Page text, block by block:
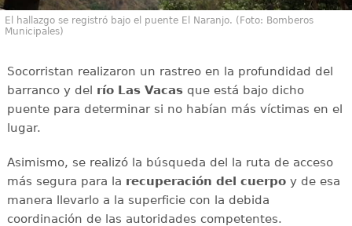
El hallazgo se registró bajo el puente El Naranjo. (Foto: Bomberos
Municipales)
Socorristan realizaron un rastreo en la profundidad del
barranco y del río Las Vacasque está bajo dicho
puente para determinar si no habían más víctimas en el
lugar.
Asimismo, se realizó la búsqueda del la ruta de acceso
más segura para la recuperación del cuerpoy de esa
manera llevarlo a la superficie con la debida
coordinación de las autoridades competentes.